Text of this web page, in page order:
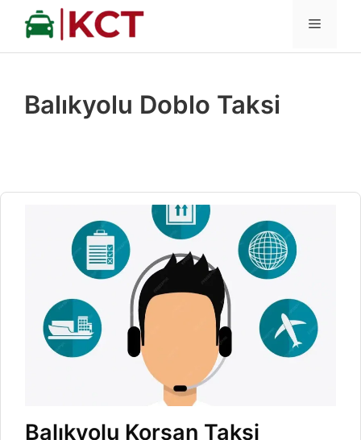
İçeriğe
MENÜ
Balıkyolu Doblo Taksi
Balıkyolu Korsan Taksi